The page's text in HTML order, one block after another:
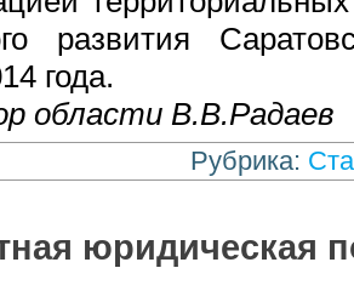
развития
года.
области В.В.Радаев
Рубрика:
юридическая